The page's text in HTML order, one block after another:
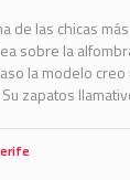
de las chicas
sobre la
la modelo
zapatos